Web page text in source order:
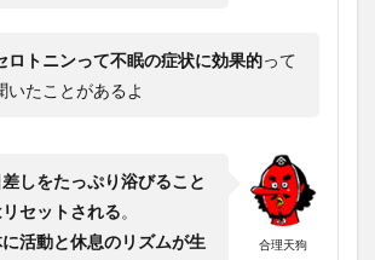
ロトニンって不眠の症状に効果的って
いたことがあるよ
合理天狗
差しをたっぷり浴びること
セットされる。
活動と休息のリズムが生